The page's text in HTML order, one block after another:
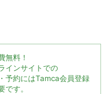
無料！
インサイトでの
予約にはTamca会員登録
です。